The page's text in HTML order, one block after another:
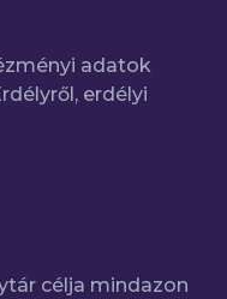
adatok
erdélyi
célja mindazon